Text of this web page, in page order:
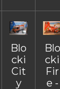
Blo
cki
Cit
y
Blo
cki
Fir
e -